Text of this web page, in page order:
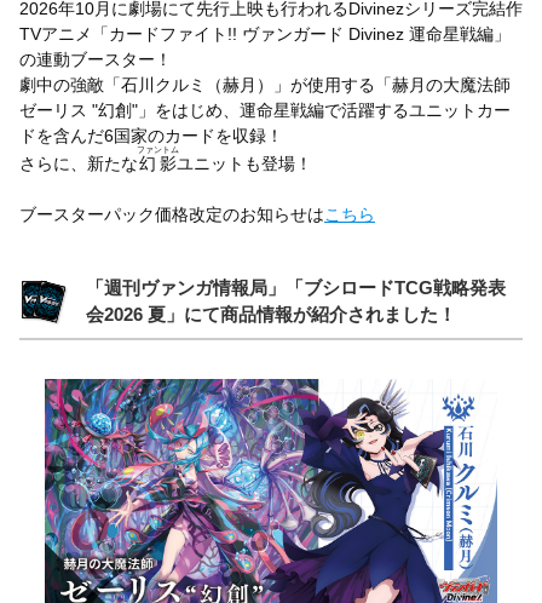
2026年10月に劇場にて先行上映も行われるDivinezシリーズ完結作
TVアニメ「カードファイト!! ヴァンガード Divinez 運命星戦編」
の連動ブースター！
劇中の強敵「石川クルミ（赫月）」が使用する「赫月の大魔法師
ゼーリス "幻創"」をはじめ、運命星戦編で活躍するユニットカー
ドを含んだ6国家のカードを収録！
さらに、新たな幻影
ファントム
ユニットも登場！
ブースターパック価格改定のお知らせはこちら
「週刊ヴァンガ情報局」「ブシロードTCG戦略発表
会2026 夏」にて商品情報が紹介されました！